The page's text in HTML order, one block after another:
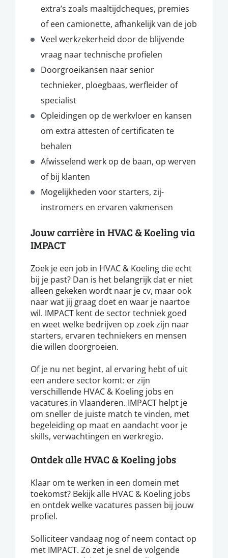
extra’s zoals maaltijdcheques, premies
of een camionette, afhankelijk van de job
Veel werkzekerheid door de blijvende
vraag naar technische profielen
Doorgroeikansen naar senior
technieker, ploegbaas, werfleider of
specialist
Opleidingen op de werkvloer en kansen
om extra attesten of certificaten te
behalen
Afwisselend werk op de baan, op werven
of bij klanten
Mogelijkheden voor starters, zij-
instromers en ervaren vakmensen
Jouw carrière in HVAC & Koeling via
IMPACT
Zoek je een job in HVAC & Koeling die echt
bij je past? Dan is het belangrijk dat er niet
alleen gekeken wordt naar je cv, maar ook
naar wat jij graag doet en waar je naartoe
wil. IMPACT kent de sector techniek goed
en weet welke bedrijven op zoek zijn naar
starters, ervaren techniekers en mensen
die willen doorgroeien.
Of je nu net begint, al ervaring hebt of uit
een andere sector komt: er zijn
verschillende HVAC & Koeling jobs en
vacatures in Vlaanderen. IMPACT helpt je
om sneller de juiste match te vinden, met
begeleiding op maat en aandacht voor je
skills, verwachtingen en werkregio.
Ontdek alle HVAC & Koeling jobs
Klaar om te werken in een domein met
toekomst? Bekijk alle HVAC & Koeling jobs
en ontdek welke vacatures passen bij jouw
profiel.
Solliciteer vandaag nog of neem contact op
met IMPACT. Zo zet je snel de volgende